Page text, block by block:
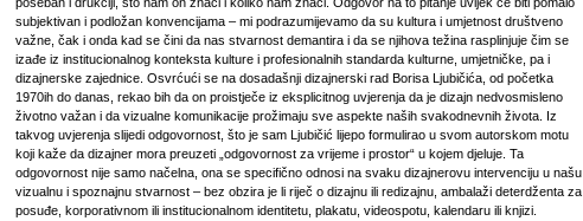
subjektivan i podložan konvencijama – mi podrazumijevamo da su kultura i umjetnost društveno
važne, čak i onda kad se čini da nas stvarnost demantira i da se njihova težina rasplinjuje čim se
izađe iz institucionalnog konteksta kulture i profesionalnih standarda kulturne, umjetničke, pa i
dizajnerske zajednice. Osvrćući se na dosadašnji dizajnerski rad Borisa Ljubičića, od početka
1970ih do danas, rekao bih da on proistječe iz eksplicitnog uvjerenja da je dizajn nedvosmisleno
životno važan i da vizualne komunikacije prožimaju sve aspekte naših svakodnevnih života. Iz
takvog uvjerenja slijedi odgovornost, što je sam Ljubičić lijepo formulirao u svom autorskom motu
koji kaže da dizajner mora preuzeti „odgovornost za vrijeme i prostor“ u kojem djeluje. Ta
odgovornost nije samo načelna, ona se specifično odnosi na svaku dizajnerovu intervenciju u našu
vizualnu i spoznajnu stvarnost – bez obzira je li riječ o dizajnu ili redizajnu, ambalaži deterdženta za
posuđe, korporativnom ili institucionalnom identitetu, plakatu, videospotu, kalendaru ili knjizi.